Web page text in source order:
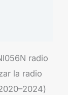
radio
la radio